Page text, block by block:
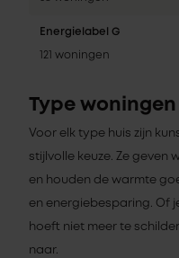
Energielabel G
121 woningen
Type
Voor elk type huis zijn
stijlvolle keuze. Ze geven
en houden de warmte
en energiebesparing. Of
hoeft niet meer te
naar.